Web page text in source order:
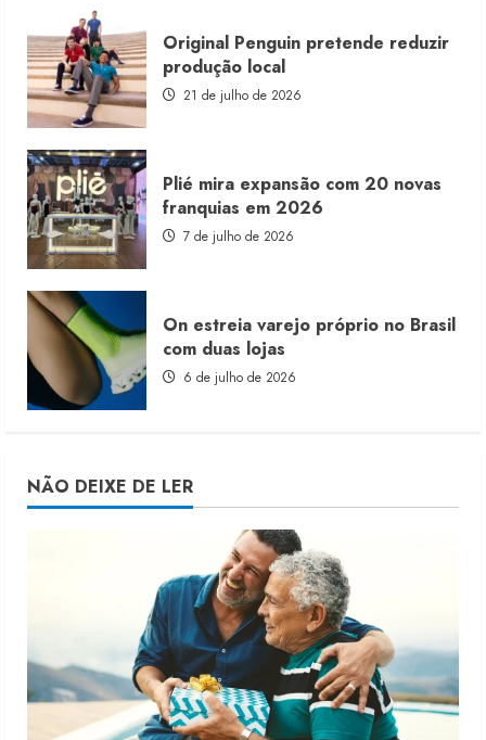
Original Penguin pretende reduzir
produção local
21 de julho de 2026
Plié mira expansão com 20 novas
franquias em 2026
7 de julho de 2026
On estreia varejo próprio no Brasil
com duas lojas
6 de julho de 2026
NÃO DEIXE DE LER